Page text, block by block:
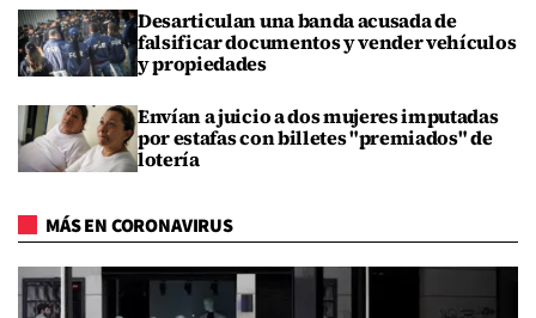
Desarticulan una banda acusada de
falsificar documentos y vender vehículos
y propiedades
Envían a juicio a dos mujeres imputadas
por estafas con billetes "premiados" de
lotería
MÁS EN CORONAVIRUS